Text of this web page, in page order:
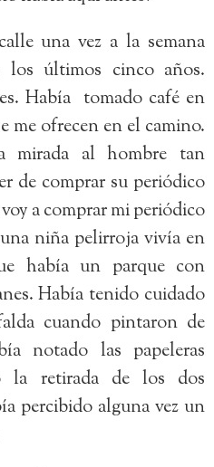
una vez a la semana
los últimos cinco años.
Había tomado café en
me ofrecen en el camino.
mirada al hombre tan
de comprar su periódico
a comprar mi periódico
niña pelirroja vivía en
había un parque con
Había tenido cuidado
cuando pintaron de
notado las papeleras
la retirada de los dos
percibido alguna vez un